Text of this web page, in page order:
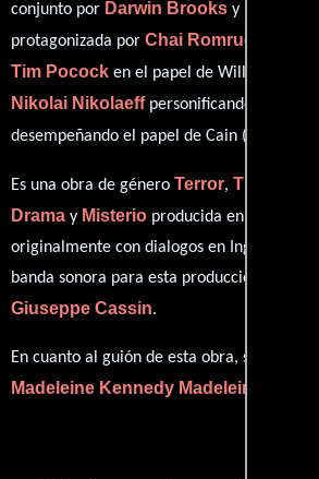
conjunto por Darwin Brooks y
protagonizada por Chai Romruen
Tim Pocock en el papel de William,
Nikolai Nikolaeffpersonificando a Lloyd y
desempeñando el papel de Cain (
Es una obra de género Terror, Thriller
Drama y Misterio producida en Australia.
originalmente con dialogos en Inglés
banda sonora para esta producción ha sido
Giuseppe Cassin.
En cuanto al guión de esta obra, se
Madeleine Kennedy Madeleine